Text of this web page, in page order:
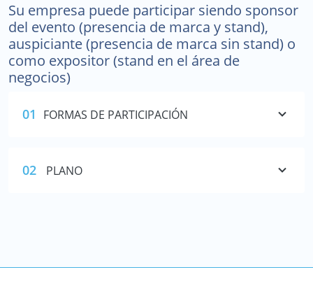
Su empresa puede participar siendo sponsor
del evento (presencia de marca y stand),
auspiciante (presencia de marca sin stand) o
como expositor (stand en el área de
negocios)
01 FORMAS DE PARTICIPACIÓN
02 PLANO